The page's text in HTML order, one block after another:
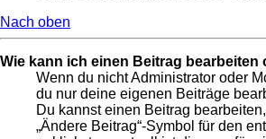
Nach oben
Wie kann ich einen Beitrag bearbeiten
Wenn du nicht Administrator oder
du nur deine eigenen Beiträge
Du kannst einen Beitrag
„Ändere Beitrag“-Symbol für den